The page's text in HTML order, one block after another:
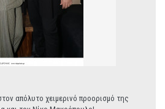
απόλυτο χειμερινό προορισμό της